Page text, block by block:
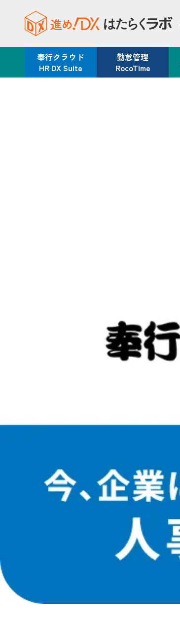
奉行クラウド
HR DX Suite
勤怠管理
RocoTime
2025年6月18日 /
«前の記事へ次の記事へ»